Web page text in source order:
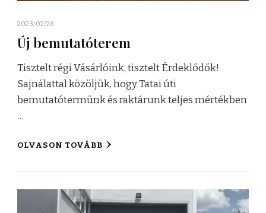
2023/02/28
Új bemutatóterem
Tisztelt régi Vásárlóink, tisztelt Érdeklődők!
Sajnálattal közöljük, hogy Tatai úti
bemutatótermünk és raktárunk teljes mértékben
…
OLVASON TOVÁBB